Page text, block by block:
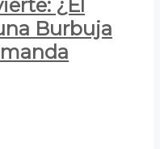
¿El
Burbuja